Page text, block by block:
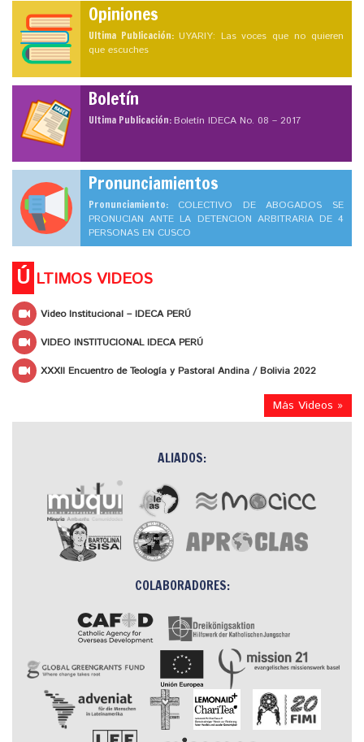
Opiniones
Ultima Publicación: UYARIY: Las voces que no quieren
que escuches
Boletín
Ultima Publicación:Boletín IDECA No. 08 – 2017
Pronunciamientos
Pronunciamiento: COLECTIVO DE ABOGADOS SE
PRONUCIAN ANTE LA DETENCION ARBITRARIA DE 4
PERSONAS EN CUSCO
Ú LTIMOS VIDEOS
Video Institucional – IDECA PERÚ
VIDEO INSTITUCIONAL IDECA PERÚ
XXXII Encuentro de Teología y Pastoral Andina / Bolivia 2022
Más Videos »
ALIADOS:
COLABORADORES: